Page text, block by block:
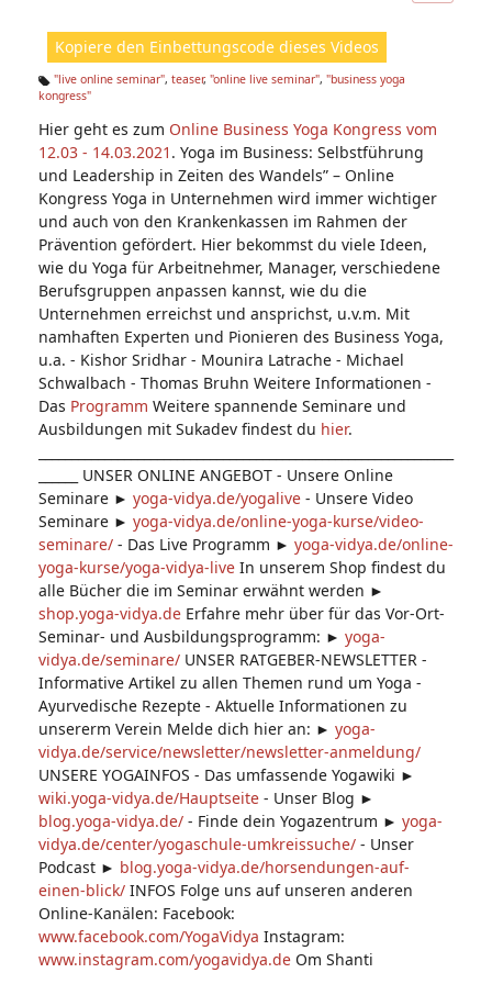
ic
Kopiere den Einbettungscode dieses Videos
Ta
s:
"live online seminar", teaser, "online live seminar", "business yoga
kongress"
Hier geht es zum Online Business Yoga Kongress vom
12.03 - 14.03.2021 . Yoga im Business: Selbstführung
und Leadership in Zeiten des Wandels” – Online
Kongress Yoga in Unternehmen wird immer wichtiger
und auch von den Krankenkassen im Rahmen der
Prävention gefördert. Hier bekommst du viele Ideen,
wie du Yoga für Arbeitnehmer, Manager, verschiedene
Berufsgruppen anpassen kannst, wie du die
Unternehmen erreichst und ansprichst, u.v.m. Mit
namhaften Experten und Pionieren des Business Yoga,
u.a. - Kishor Sridhar - Mounira Latrache - Michael
Schwalbach - Thomas Bruhn Weitere Informationen -
Das Programm Weitere spannende Seminare und
Ausbildungen mit Sukadev findest du hier.
______ UNSER ONLINE ANGEBOT - Unsere Online
Seminare ► yoga-vidya.de/yogalive - Unsere Video
Seminare ► yoga-vidya.de/online-yoga-kurse/video-
seminare/ - Das Live Programm ► yoga-vidya.de/online-
yoga-kurse/yoga-vidya-live In unserem Shop findest du
alle Bücher die im Seminar erwähnt werden ►
shop.yoga-vidya.de Erfahre mehr über für das Vor-Ort-
Seminar- und Ausbildungsprogramm: ► yoga-
vidya.de/seminare/ UNSER RATGEBER-NEWSLETTER -
Informative Artikel zu allen Themen rund um Yoga -
Ayurvedische Rezepte - Aktuelle Informationen zu
unsererm Verein Melde dich hier an: ► yoga-
vidya.de/service/newsletter/newsletter-anmeldung/
UNSERE YOGAINFOS - Das umfassende Yogawiki ►
wiki.yoga-vidya.de/Hauptseite - Unser Blog ►
blog.yoga-vidya.de/ - Finde dein Yogazentrum ► yoga-
vidya.de/center/yogaschule-umkreissuche/ - Unser
Podcast ► blog.yoga-vidya.de/horsendungen-auf-
einen-blick/ INFOS Folge uns auf unseren anderen
Online-Kanälen: Facebook:
www.facebook.com/YogaVidya Instagram:
www.instagram.com/yogavidya.de Om Shanti